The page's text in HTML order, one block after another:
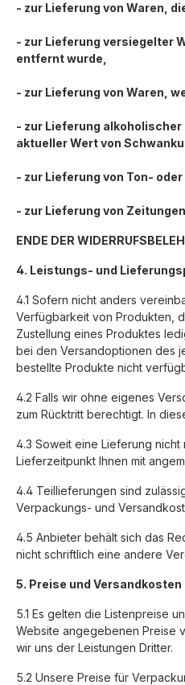
- zur Lieferung von Waren,
- zur Lieferung versiegelter
entfernt wurde,
- zur Lieferung von Waren,
- zur Lieferung
aktueller Wert von
- zur Lieferung von Ton-
- zur Lieferung von
ENDE DER
4. Leistungs- und
4.1 Sofern nicht anders
Verfügbarkeit von Produkten,
Zustellung eines Produktes
bei den Versandoptionen des
bestellte Produkte nicht
4.2 Falls wir ohne eigenes
zum Rücktritt berechtigt. In
4.3 Soweit eine Lieferung
Lieferzeitpunkt Ihnen mit
4.4 Teillieferungen sind
Verpackungs- und
4.5 Anbieter behält sich das
nicht schriftlich eine andere
5. Preise und Versandkosten
5.1 Es gelten die Listenpreise
Website angegebenen Preise
wir uns der Leistungen Dritter.
5.2 Unsere Preise für